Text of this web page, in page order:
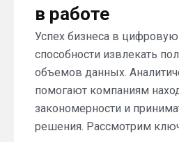
в работе
Успех бизнеса в цифровую
способности извлекать
объемов данных.
помогают компаниям
закономерности и
решения. Рассмотрим